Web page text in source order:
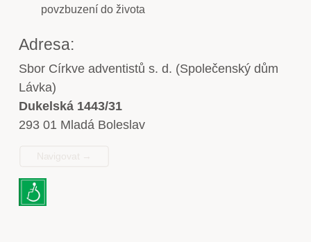
povzbuzení do života
Adresa:
Sbor Církve adventistů s. d. (Společenský dům
Lávka)
Dukelská 1443/31
293 01 Mladá Boleslav
Navigovat →